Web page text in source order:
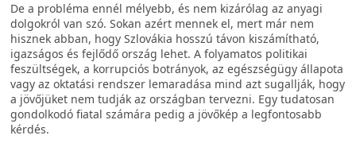
De a probléma ennél mélyebb, és nem kizárólag az anyagi
dolgokról van szó. Sokan azért mennek el, mert már nem
hisznek abban, hogy Szlovákia hosszú távon kiszámítható,
igazságos és fejlődő ország lehet. A folyamatos politikai
feszültségek, a korrupciós botrányok, az egészségügy állapota
vagy az oktatási rendszer lemaradása mind azt sugallják, hogy
a jövőjüket nem tudják az országban tervezni. Egy tudatosan
gondolkodó fiatal számára pedig a jövőkép a legfontosabb
kérdés.